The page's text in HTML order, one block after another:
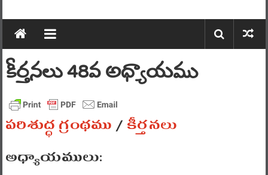
కీర్తనలు 48వ అధ్యాయము
పరిశుద్ధ గ్రంథము/కీర్తనలు
అధ్యాయములు: